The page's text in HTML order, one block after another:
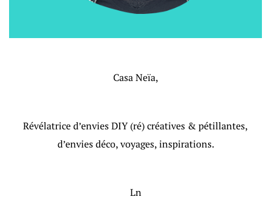
Casa Neïa,
Révélatrice d’envies DIY (ré) créatives & pétillantes,
d’envies déco, voyages, inspirations.
Ln